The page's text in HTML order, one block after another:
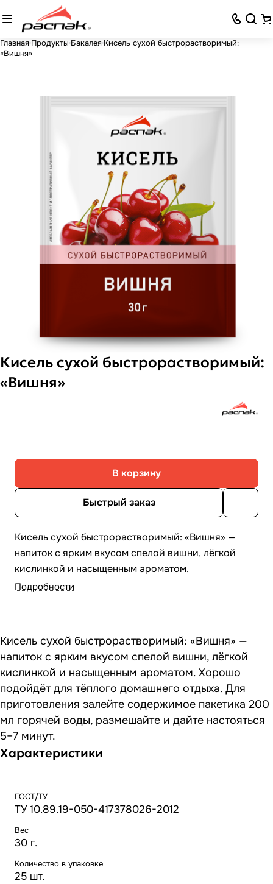
Главная Продукты Бакалея Кисель сухой быстрорастворимый:
«Вишня»
Кисель сухой быстрорастворимый:
«Вишня»
В корзину
Быстрый заказ
Кисель сухой быстрорастворимый: «Вишня» —
напиток с ярким вкусом спелой вишни, лёгкой
кислинкой и насыщенным ароматом.
Подробности
Кисель сухой быстрорастворимый: «Вишня» —
напиток с ярким вкусом спелой вишни, лёгкой
кислинкой и насыщенным ароматом. Хорошо
подойдёт для тёплого домашнего отдыха. Для
приготовления залейте содержимое пакетика 200
мл горячей воды, размешайте и дайте настояться
5–7 минут.
Характеристики
ГОСТ/ТУ
ТУ 10.89.19-050-417378026-2012
Вес
30 г.
Количество в упаковке
25 шт.